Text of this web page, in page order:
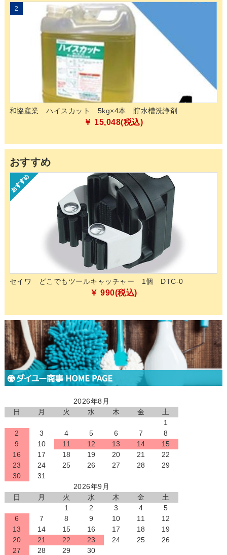
2
和協産業 ハイスカット 5kg×4本 貯水槽洗浄剤
￥ 15,048(税込)
おすすめ
セイワ どこでもツールキャッチャー 1個 DTC-0
￥ 990(税込)
2026年8月
日
月 火 水 木 金
土
1
2
3 4 5 6 7
8
9
10 11 12 13 14
15
16
17 18 19 20 21
22
23
24 25 26 27 28
29
30
31
2026年9月
日
月 火 水 木 金
土
1
2 3 4
5
6
7 8 9 10 11
12
13
14 15 16 17 18
19
20
21 22 23 24 25
26
27
28 29
30